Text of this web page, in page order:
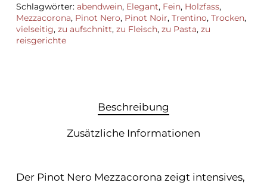
Schlagwörter: abendwein, Elegant, Fein, Holzfass,
Mezzacorona, Pinot Nero, Pinot Noir, Trentino, Trocken,
vielseitig, zu aufschnitt, zu Fleisch, zu Pasta, zu
reisgerichte
Beschreibung
Zusätzliche Informationen
Der Pinot Nero Mezzacorona zeigt intensives,